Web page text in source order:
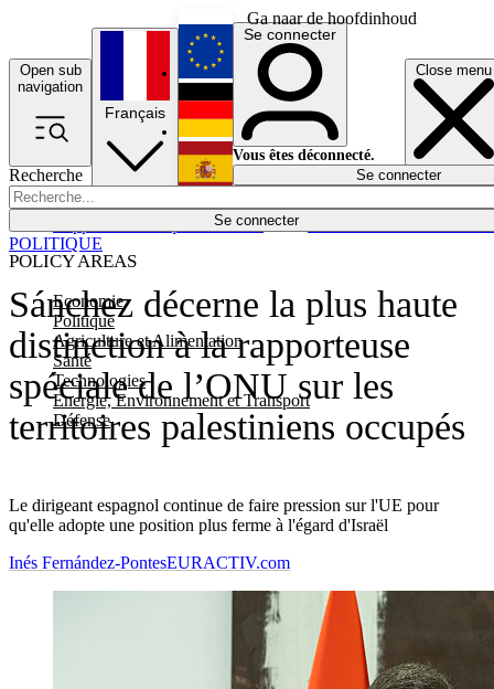
Ga naar de hoofdinhoud
Open sub
navigation
Close menu
Recherche
Se connecter
POLICY AREAS
Economie
Politique
Agriculture et Alimentation
Santé
Technologies
Energie, Environnement et Transport
Défense
Économie
Français
English
Deutsch
Español
Se connecter
Vous êtes déconnecté.
Se connecter
Sánchez décerne la plus haute
distinction à la rapporteuse
spéciale de l’ONU sur les
territoires palestiniens occupés
Le dirigeant espagnol continue de faire pression sur l'UE pour
qu'elle adopte une position plus ferme à l'égard d'Israël
POLITIQUE
Inés Fernández-PontesEURACTIV.com